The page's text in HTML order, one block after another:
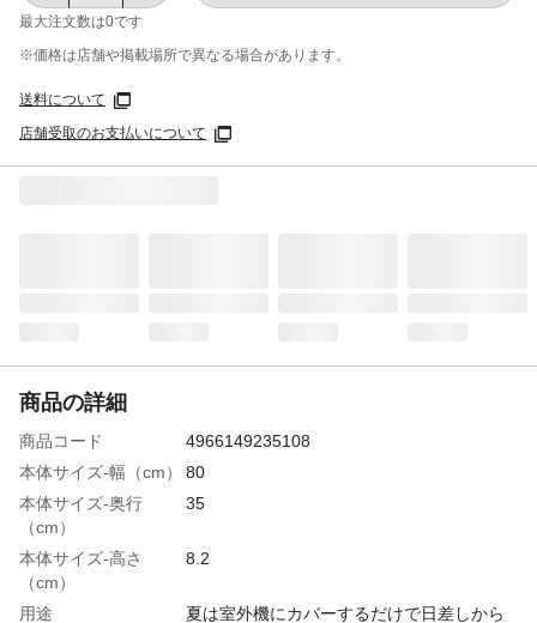
最大注文数は0です
※価格は​店舗や​掲載場所で​異なる​場合が​あります。
送料について
店舗受取のお支払いについて
商品の詳細
商品コード
4966149235108
本体サイズ-幅（cm）
80
本体サイズ-奥行
（cm）
35
本体サイズ-高さ
（cm）
8.2
用途
夏は室外機にカバーするだけで日差しから